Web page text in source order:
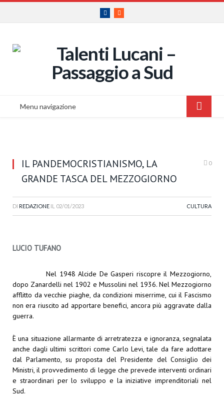
Facebook
RSS
Menu navigazione
IL PANDEMOCRISTIANISMO, LA
GRANDE TASCA DEL MEZZOGIORNO
0
DI REDAZIONE IL 02/01/2023 CULTURA
LUCIO TUFANO
Nel 1948 Alcide De Gasperi riscopre il Mezzogiorno,
dopo Zanardelli nel 1902 e Mussolini nel 1936. Nel Mezzogiorno
afflitto da vecchie piaghe, da condizioni miserrime, cui il Fascismo
non era riuscito ad apportare benefici, ancora più aggravate dalla
guerra.
È una situazione allarmante di arretratezza e ignoranza, segnalata
anche dagli ultimi scrittori come Carlo Levi, tale da fare adottare
dal Parlamento, su proposta del Presidente del Consiglio dei
Ministri, il provvedimento di legge che prevede interventi ordinari
e straordinari per lo sviluppo e la iniziative imprenditoriali nel
Sud.